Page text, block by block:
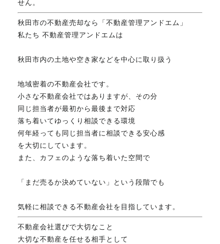
せん。
秋田市の不動産売却なら「不動産管理アンドエム」
私たち 不動産管理アンドエムは
秋田市内の土地や空き家などを中心に取り扱う
地域密着の不動産会社です。
小さな不動産会社ではありますが、その分
同じ担当者が最初から最後まで対応
落ち着いてゆっくり相談できる環境
何年経っても同じ担当者に相談できる安心感
を大切にしています。
また、カフェのような落ち着いた空間で
「まだ売るか決めていない」という段階でも
気軽に相談できる不動産会社を目指しています。
不動産会社選びで大切なこと
大切な不動産を任せる相手として